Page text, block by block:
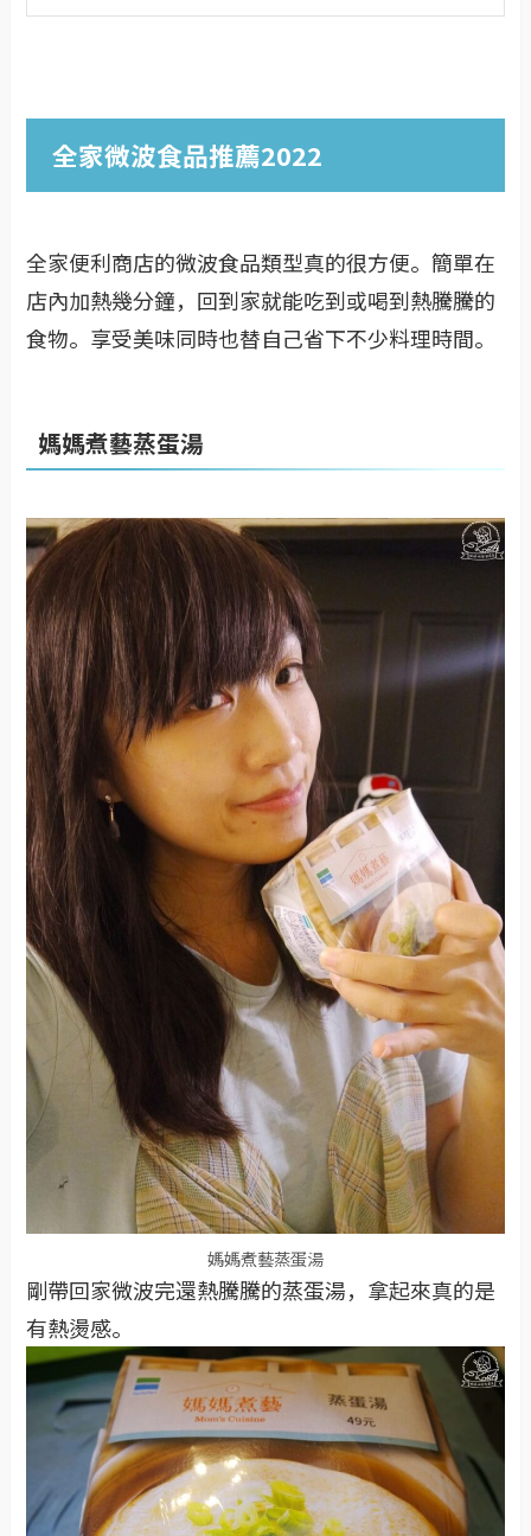
全家微波食品推薦2022
全家便利商店的微波食品類型真的很方便。簡單在
店內加熱幾分鐘，回到家就能吃到或喝到熱騰騰的
食物。享受美味同時也替自己省下不少料理時間。
媽媽煮藝蒸蛋湯
媽媽煮藝蒸蛋湯
剛帶回家微波完還熱騰騰的蒸蛋湯，拿起來真的是
有熱燙感。